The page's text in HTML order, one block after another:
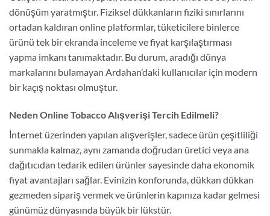
dönüşüm yaratmıştır. Fiziksel dükkanların fiziki sınırlarını
ortadan kaldıran online platformlar, tüketicilere binlerce
ürünü tek bir ekranda inceleme ve fiyat karşılaştırması
yapma imkanı tanımaktadır. Bu durum, aradığı dünya
markalarını bulamayan Ardahan’daki kullanıcılar için modern
bir kaçış noktası olmuştur.
Neden Online Tobacco Alışverişi Tercih Edilmeli?
İnternet üzerinden yapılan alışverişler, sadece ürün çeşitliliği
sunmakla kalmaz, aynı zamanda doğrudan üretici veya ana
dağıtıcıdan tedarik edilen ürünler sayesinde daha ekonomik
fiyat avantajları sağlar. Evinizin konforunda, dükkan dükkan
gezmeden sipariş vermek ve ürünlerin kapınıza kadar gelmesi
günümüz dünyasında büyük bir lükstür.